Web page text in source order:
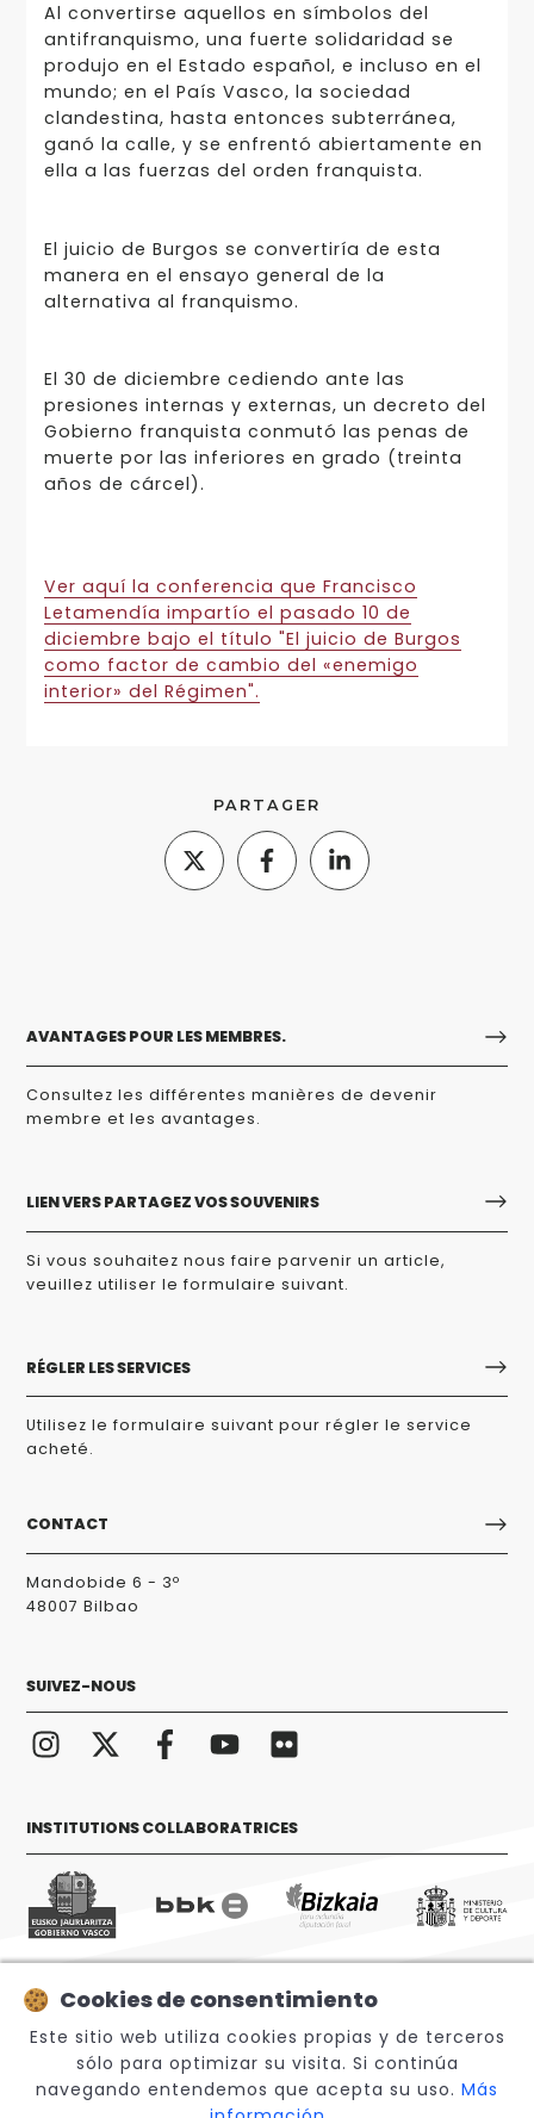
Al convertirse aquellos en símbolos del
antifranquismo, una fuerte solidaridad se
produjo en el Estado español, e incluso en el
mundo; en el País Vasco, la sociedad
clandestina, hasta entonces subterránea,
ganó la calle, y se enfrentó abiertamente en
ella a las fuerzas del orden franquista.
El juicio de Burgos se convertiría de esta
manera en el ensayo general de la
alternativa al franquismo.
El 30 de diciembre cediendo ante las
presiones internas y externas, un decreto del
Gobierno franquista conmutó las penas de
muerte por las inferiores en grado (treinta
años de cárcel).
Ver aquí la conferencia que Francisco
Letamendía impartío el pasado 10 de
diciembre bajo el título "El juicio de Burgos
como factor de cambio del «enemigo
interior» del Régimen".
PARTAGER
AVANTAGES POUR LES MEMBRES.
Consultez les différentes manières de devenir
membre et les avantages.
LIEN VERS PARTAGEZ VOS SOUVENIRS
Si vous souhaitez nous faire parvenir un article,
veuillez utiliser le formulaire suivant.
RÉGLER LES SERVICES
Utilisez le formulaire suivant pour régler le service
acheté.
CONTACT
Mandobide 6 - 3º
48007 Bilbao
SUIVEZ-NOUS
INSTITUTIONS COLLABORATRICES
© 2026 Sabino Arana Fundazioa
Cookies de consentimiento
Este sitio web utiliza cookies propias y de terceros
sólo para optimizar su visita. Si continúa
navegando entendemos que acepta su uso. Más